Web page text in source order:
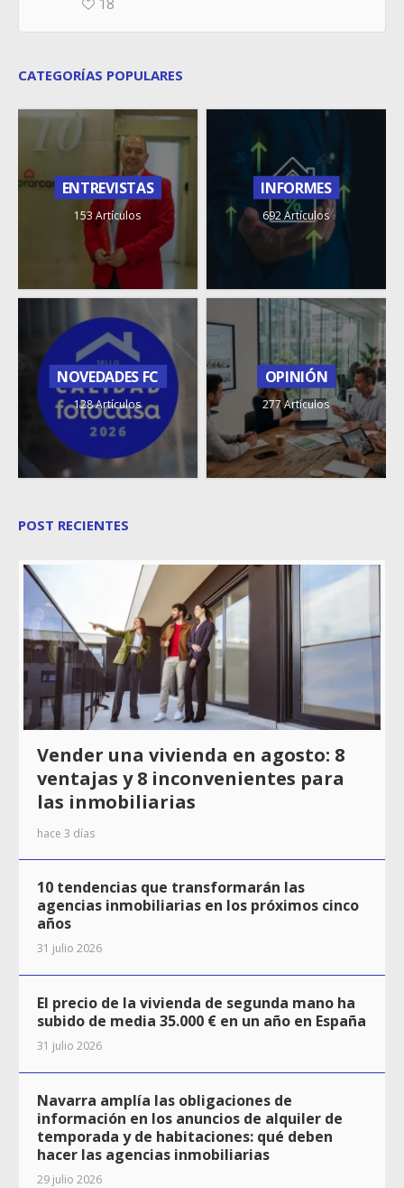
CATEGORÍAS POPULARES
ENTREVISTAS
153 Artículos
INFORMES
692 Artículos
NOVEDADES FC
128 Artículos
OPINIÓN
277 Artículos
POST RECIENTES
Vender una vivienda en agosto: 8
ventajas y 8 inconvenientes para
las inmobiliarias
hace 3 días
10 tendencias que transformarán las
agencias inmobiliarias en los próximos cinco
años
31 julio 2026
El precio de la vivienda de segunda mano ha
subido de media 35.000 € en un año en España
31 julio 2026
Navarra amplía las obligaciones de
información en los anuncios de alquiler de
temporada y de habitaciones: qué deben
hacer las agencias inmobiliarias
29 julio 2026